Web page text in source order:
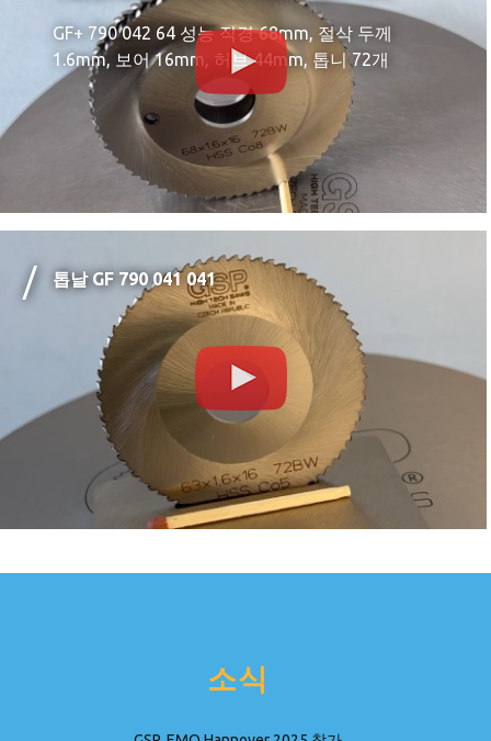
GF+ 790 042 64 성능 직경 68mm, 절삭 두께
1.6mm, 보어 16mm, 허브 44mm, 톱니 72개
톱날 GF 790 041 041
소식